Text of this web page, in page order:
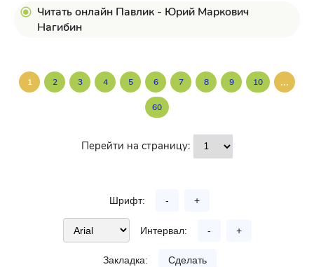
Читать онлайн Павлик - Юрий Маркович
Нагибин
1 2 3 4 5 6 7 8 9 10 ...
60
Перейти на страницу:
Шрифт: - +
Интервал: - +
Закладка: Сделать